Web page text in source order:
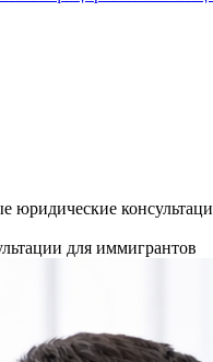
юридические
для иммигрантов